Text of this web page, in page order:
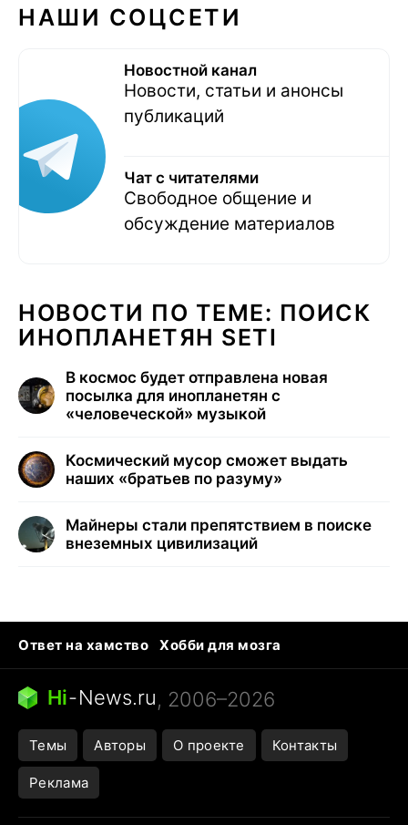
НАШИ СОЦСЕТИ
Новостной канал
Новости, статьи и анонсы
публикаций
Чат с читателями
Свободное общение и
обсуждение материалов
НОВОСТИ ПО ТЕМЕ: ПОИСК
ИНОПЛАНЕТЯН SETI
В космос будет отправлена новая
посылка для инопланетян с
«человеческой» музыкой
Космический мусор сможет выдать
наших «братьев по разуму»
Майнеры стали препятствием в поиске
внеземных цивилизаций
Ответ на хамство
Хобби для мозга
Бензин 100 vs 95
Тунцы в океанариуме
Следующая пандемия
Hi-News.ru, 2006–2026
Темы Авторы О проекте Контакты
Реклама